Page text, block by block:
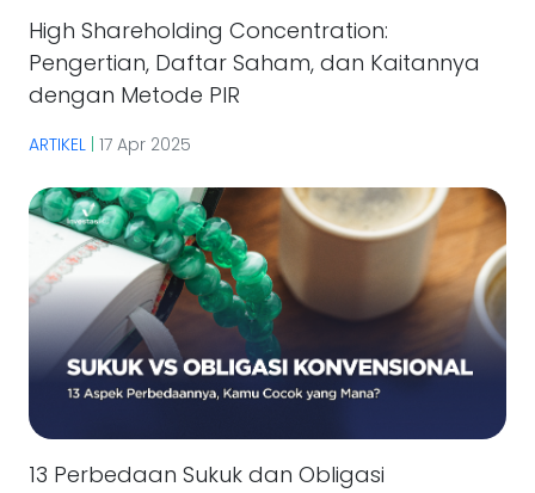
High Shareholding Concentration:
Pengertian, Daftar Saham, dan Kaitannya
dengan Metode PIR
ARTIKEL 17 Apr 2025
13 Perbedaan Sukuk dan Obligasi